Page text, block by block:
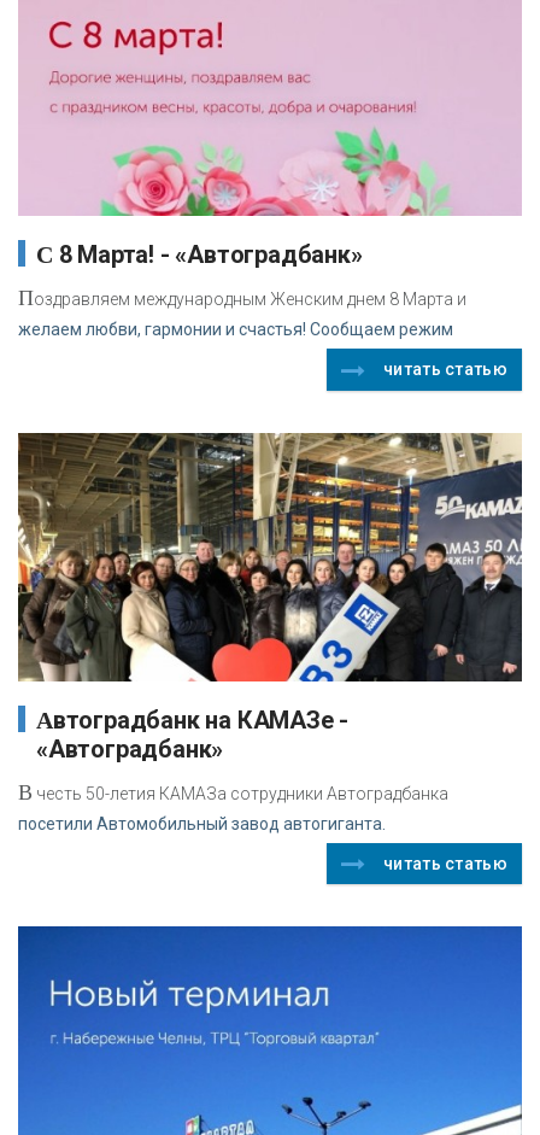
С 8 Марта! - «Автоградбанк»
Поздравляем международным Женским днем 8 Марта и
желаем любви, гармонии и счастья! Сообщаем режим
читать статью
Автоградбанк на КАМАЗе -
«Автоградбанк»
В честь 50-летия КАМАЗа сотрудники Автоградбанка
посетили Автомобильный завод автогиганта.
читать статью